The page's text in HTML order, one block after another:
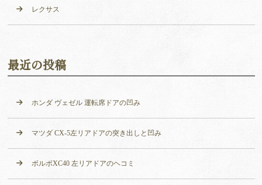
レクサス
最近の投稿
ホンダ ヴェゼル 運転席ドアの凹み
マツダ CX-5左リアドアの突き出しと凹み
ボルボXC40 左リアドアのヘコミ